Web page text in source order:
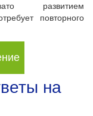
развитием
повторного
на